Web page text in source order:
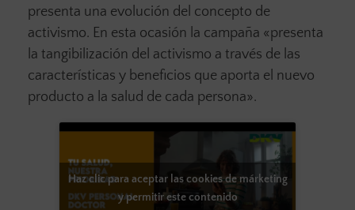
presenta una evolución del concepto de
activismo. En esta ocasión la campaña «presenta
la tangibilización del activismo a través de las
características y beneficios que aporta el nuevo
producto a la salud de cada persona».
Haz clic para aceptar las cookies de márketing
y permitir este contenido